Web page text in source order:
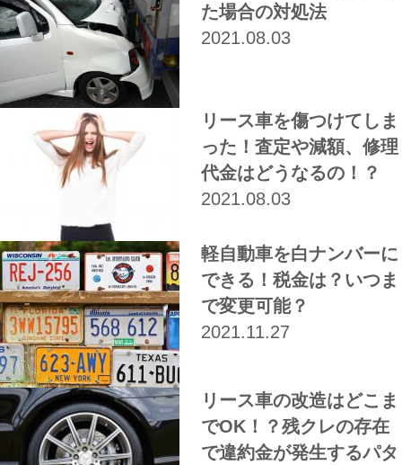
た場合の対処法
2021.08.03
リース車を傷つけてしま
った！査定や減額、修理
代金はどうなるの！？
2021.08.03
軽自動車を白ナンバーに
できる！税金は？いつま
で変更可能？
2021.11.27
リース車の改造はどこま
でOK！？残クレの存在
で違約金が発生するパタ